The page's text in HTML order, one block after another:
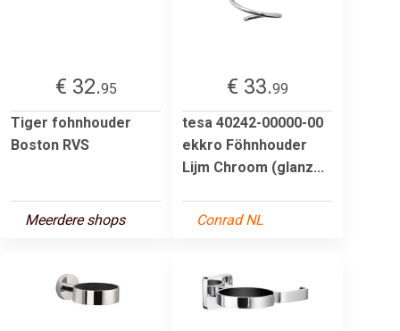
€ 32.95
Tiger fohnhouder
Boston RVS
Meerdere shops
€ 33.99
tesa 40242-00000-00
ekkro Föhnhouder
Lijm Chroom (glanz...
Conrad NL